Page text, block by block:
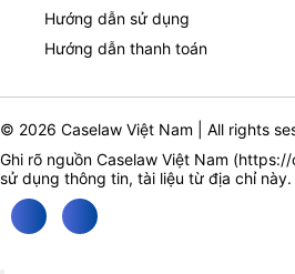
Hướng dẫn sử dụng
Hướng dẫn thanh toán
© 2026 Caselaw Việt Nam | All rights
Ghi rõ nguồn Caselaw Việt Nam (https://
sử dụng thông tin, tài liệu từ địa chỉ này.